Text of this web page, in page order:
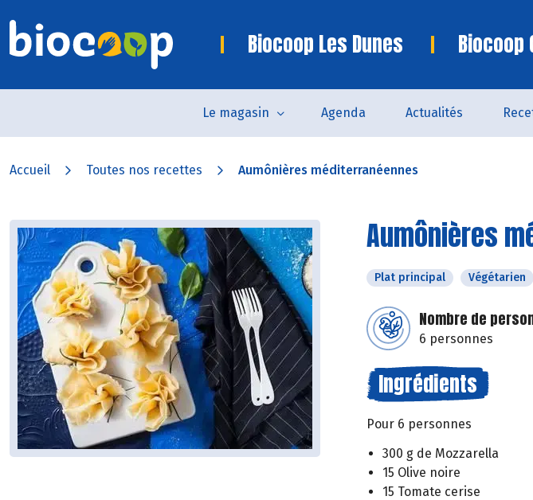
Biocoop Les Dunes Biocoop
Le magasin Agenda Actualités
Accueil Toutes nos recettes Aumônières méditerranéennes
Aumônières
Plat principal Végétarien
Nombre de
6 personnes
Ingrédients
Pour 6 personnes
300 g de Mozzarella
15 Olive noire
15 Tomate cerise